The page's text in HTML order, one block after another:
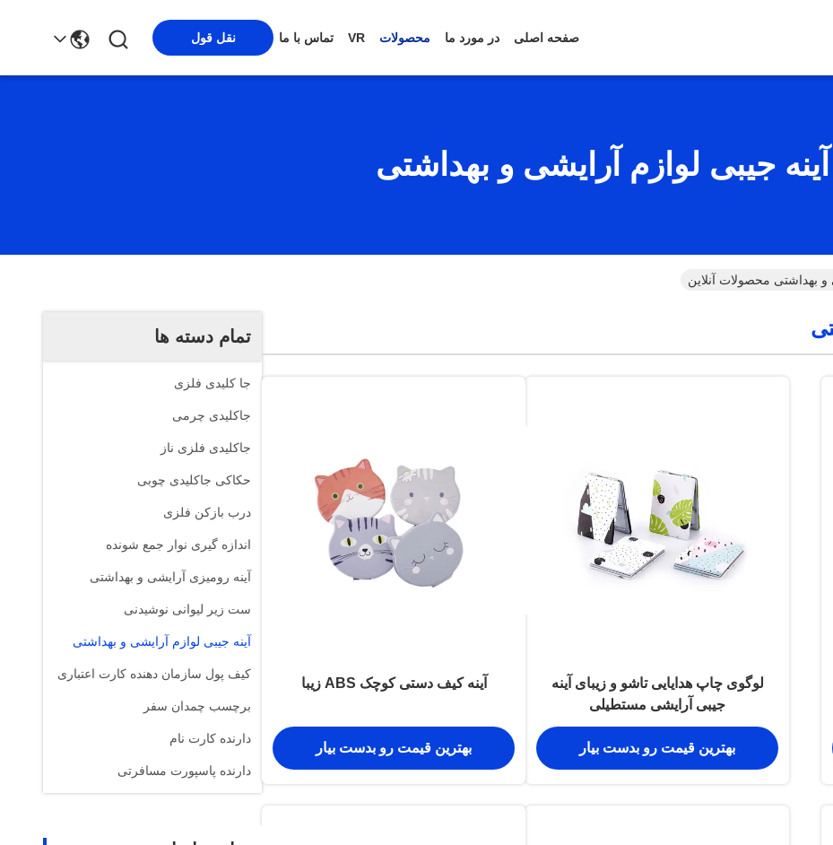
صفحه اصلی در مورد ما محصولات VR تماس با ما نقل قول
آینه جیبی لوازم آرایشی و بهداشتی
و بهداشتی محصولات آنلاین
تمام دسته ها
جا کلیدی فلزی
جاکلیدی چرمی
جاکلیدی فلزی ناز
حکاکی جاکلیدی چوبی
درب بازکن فلزی
اندازه گیری نوار جمع شونده
آینه رومیزی آرایشی و بهداشتی
ست زیر لیوانی نوشیدنی
آینه جیبی لوازم آرایشی و بهداشتی
کیف پول سازمان دهنده کارت اعتباری
برچسب چمدان سفر
دارنده کارت نام
دارنده پاسپورت مسافرتی
لوگوی چاپ هدایایی تاشو و زیبای آینه
جیبی آرایشی مستطیلی
بهترین قیمت رو بدست بیار
آینه کیف دستی کوچک ABS زیبا
بهترین قیمت رو بدست بیار